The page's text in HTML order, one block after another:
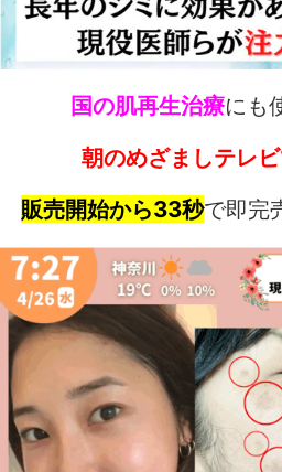
国の肌再生治療にも
朝のめざましテレ
販売開始から33秒で即完